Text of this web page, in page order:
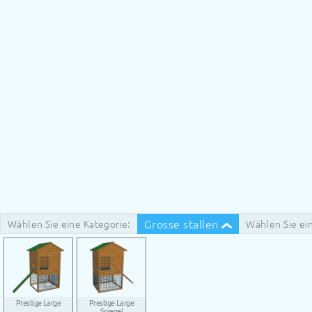
Wählen Sie eine Kategorie: Grosse stallen Wählen Sie
Prestige Large Prestige Large